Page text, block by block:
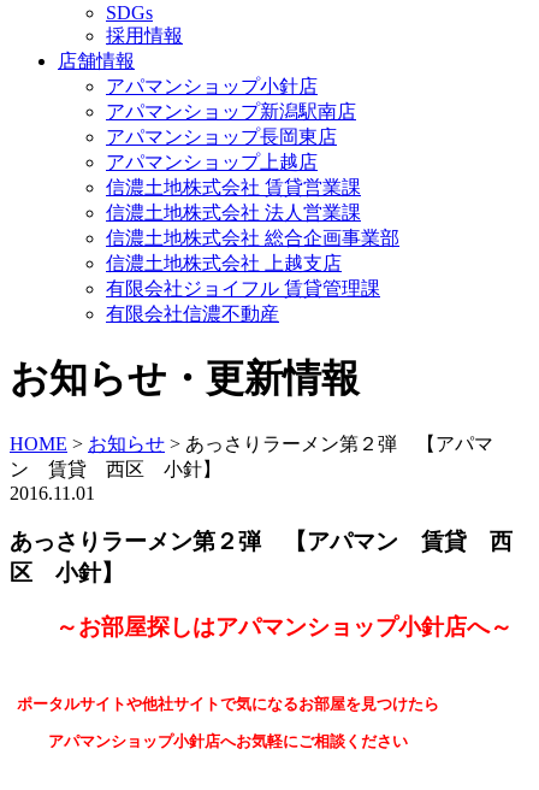
SDGs
採用情報
店舗情報
アパマンショップ小針店
アパマンショップ新潟駅南店
アパマンショップ長岡東店
アパマンショップ上越店
信濃土地株式会社 賃貸営業課
信濃土地株式会社 法人営業課
信濃土地株式会社 総合企画事業部
信濃土地株式会社 上越支店
有限会社ジョイフル 賃貸管理課
有限会社信濃不動産
お知らせ・更新情報
HOME > お知らせ > あっさりラーメン第２弾 【アパマ
ン 賃貸 西区 小針】
2016.11.01
あっさりラーメン第２弾 【アパマン 賃貸 西
区 小針】
～お部屋探しはアパマンショップ小針店へ～
ポータルサイトや他社サイトで気になるお部屋を見つけたら
アパマンショップ小針店へお気軽にご相談ください